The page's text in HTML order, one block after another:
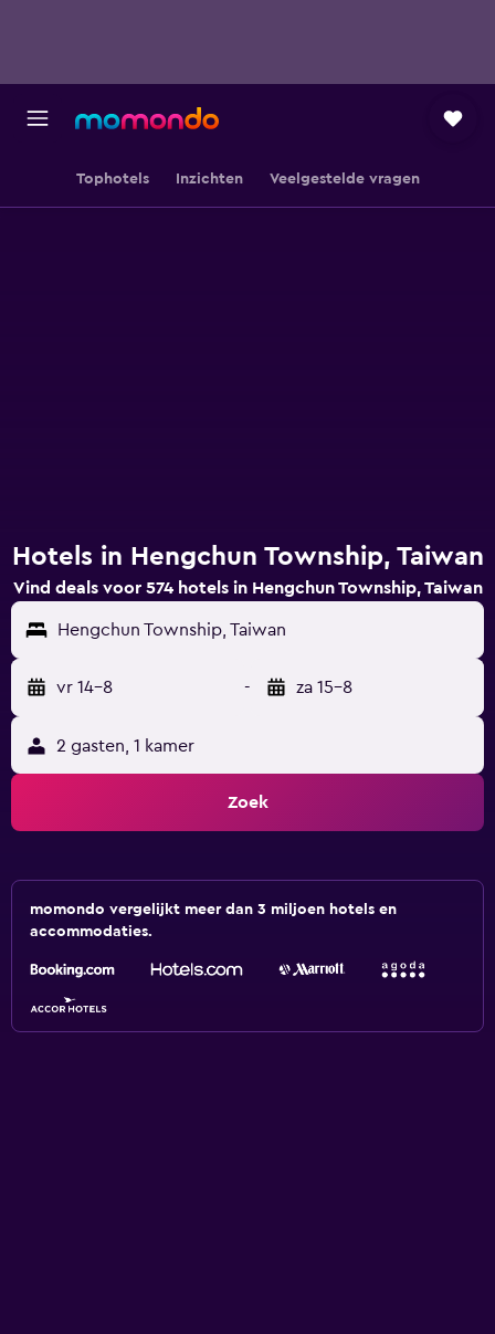
Tophotels Inzichten Veelgestelde vragen
Hotels in Hengchun Township, Taiwan
Vind deals voor 574 hotels in Hengchun Township, Taiwan
Hengchun Township, Taiwan
vr 14-8 - za 15-8
2 gasten, 1 kamer
Zoek
momondo vergelijkt meer dan 3 miljoen hotels en
accommodaties.